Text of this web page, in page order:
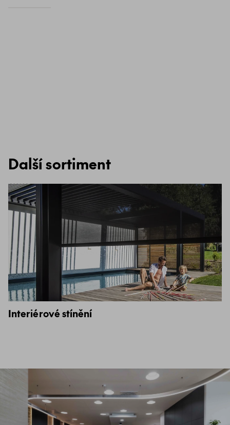
Další sortiment
Interiérové stínění